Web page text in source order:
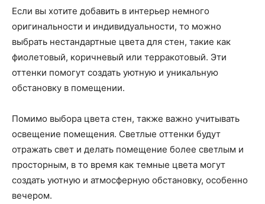
Если вы хотите добавить в интерьер немного
оригинальности и индивидуальности, то можно
выбрать нестандартные цвета для стен, такие как
фиолетовый, коричневый или терракотовый. Эти
оттенки помогут создать уютную и уникальную
обстановку в помещении.
Помимо выбора цвета стен, также важно учитывать
освещение помещения. Светлые оттенки будут
отражать свет и делать помещение более светлым и
просторным, в то время как темные цвета могут
создать уютную и атмосферную обстановку, особенно
вечером.